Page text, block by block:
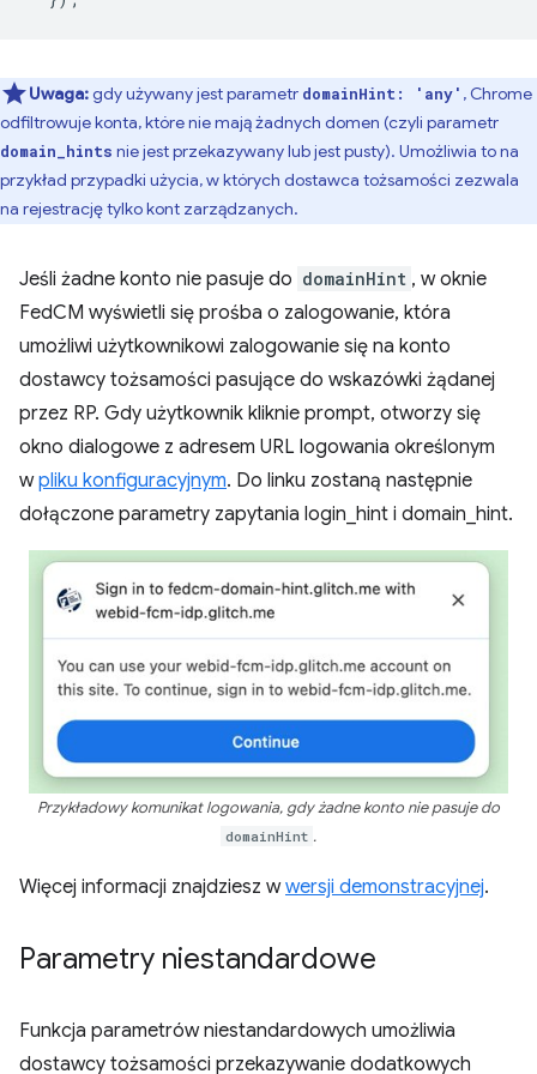
Uwaga:gdy używany jest parametr domainHint: 'any' , Chrome
odfiltrowuje konta, które nie mają żadnych domen (czyli parametr
domain_hints nie jest przekazywany lub jest pusty). Umożliwia to na
przykład przypadki użycia, w których dostawca tożsamości zezwala
na rejestrację tylko kont zarządzanych.
Jeśli żadne konto nie pasuje do domainHint , w oknie
FedCM wyświetli się prośba o zalogowanie, która
umożliwi użytkownikowi zalogowanie się na konto
dostawcy tożsamości pasujące do wskazówki żądanej
przez RP. Gdy użytkownik kliknie prompt, otworzy się
okno dialogowe z adresem URL logowania określonym
wpliku konfiguracyjnym. Do linku zostaną następnie
dołączone parametry zapytania login_hint i domain_hint.
Przykładowy komunikat logowania, gdy żadne konto nie pasuje do
domainHint .
Więcej informacji znajdziesz wwersji demonstracyjnej.
Parametry niestandardowe
Funkcja parametrów niestandardowych umożliwia
dostawcy tożsamości przekazywanie dodatkowych